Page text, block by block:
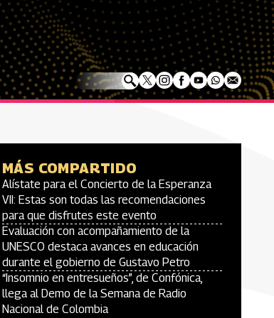
MÁS COMPARTIDO
Alístate para el Concierto de la Esperanza
VII: Estas son todas las recomendaciones
para que disfrutes este evento
Evaluación con acompañamiento de la
UNESCO destaca avances en educación
durante el gobierno de Gustavo Petro
“Insomnio en entresueños”, de Confónica,
llega al Demo de la Semana de Radio
Nacional de Colombia